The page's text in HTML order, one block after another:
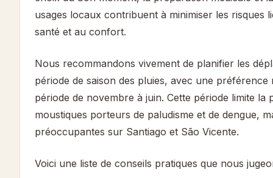
usages locaux contribuent à minimiser les risques
santé et au confort.
Nous recommandons vivement de planifier les
période de saison des pluies, avec une
période de novembre à juin. Cette période limite la
moustiques porteurs de paludisme et de dengue,
préoccupantes sur Santiago et São Vicente.
Voici une liste de conseils pratiques que nous